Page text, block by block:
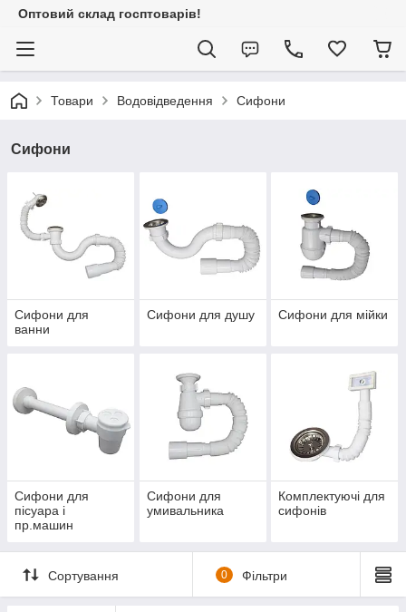
Оптовий склад госптоварів!
Товари Водовідведення Сифони
Сифони
Сифони для
ванни
Сифони для душу Сифони для мійки
Сифони для
пісуара і
пр.машин
Сифони для
умивальника
Комплектуючі для
сифонів
Сортування 0 Фільтри